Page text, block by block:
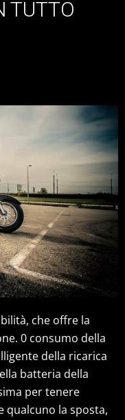
TUTTO
che offre la
0 consumo della
della ricarica
batteria della
per tenere
qualcuno la sposta,